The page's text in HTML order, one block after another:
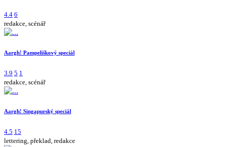
4.4 6
redakce, scénář
Aargh! Pampeliškový speciál
3.9 5 1
redakce, scénář
Aargh! Singapurský speciál
4.5 15
lettering, překlad, redakce